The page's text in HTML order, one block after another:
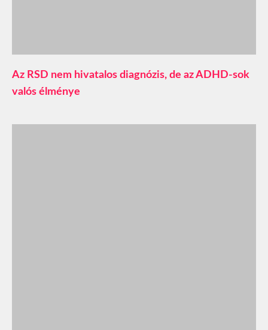
Az RSD nem hivatalos diagnózis, de az ADHD-sok
valós élménye